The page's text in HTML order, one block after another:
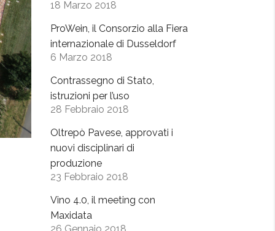
18 Marzo 2018
ProWein, il Consorzio alla Fiera
internazionale di Dusseldorf
6 Marzo 2018
Contrassegno di Stato,
istruzioni per l’uso
28 Febbraio 2018
Oltrepò Pavese, approvati i
nuovi disciplinari di
produzione
23 Febbraio 2018
Vino 4.0, il meeting con
Maxidata